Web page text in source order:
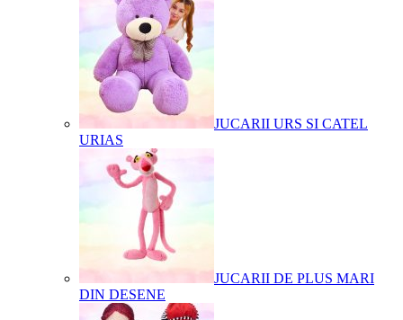
JUCARII URS SI CATEL
URIAS
JUCARII DE PLUS MARI
DIN DESENE